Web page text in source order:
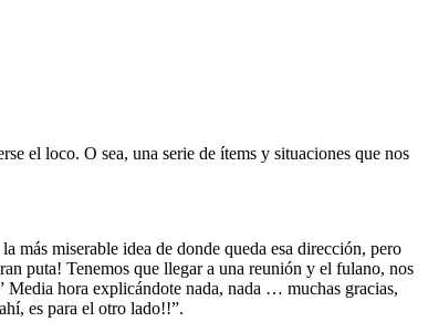
el loco. O sea, una serie de ítems y situaciones que nos
más miserable idea de donde queda esa dirección, pero
puta! Tenemos que llegar a una reunión y el fulano, nos
hora explicándote nada, nada … muchas gracias,
es para el otro lado!!”.